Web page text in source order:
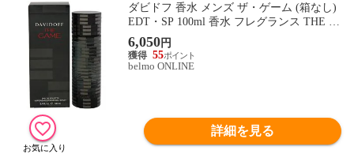
ダビドフ 香水 メンズ ザ・ゲーム (箱なし)
EDT・SP 100ml 香水 フレグランス THE G
AME DAVIDOFF 新品 未使用
6,050円
55
belmo ONLINE
詳細を見る